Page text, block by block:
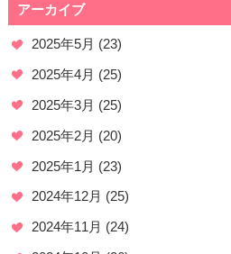
アーカイブ
2025年5月 (23)
2025年4月 (25)
2025年3月 (25)
2025年2月 (20)
2025年1月 (23)
2024年12月 (25)
2024年11月 (24)